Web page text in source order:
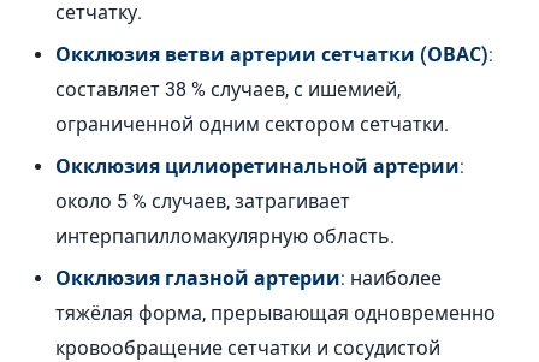
сетчатку.
Окклюзия ветви артерии сетчатки (ОВАС):
составляет 38 % случаев, с ишемией,
ограниченной одним сектором сетчатки.
Окклюзия цилиоретинальной артерии:
около 5 % случаев, затрагивает
интерпапилломакулярную область.
Окклюзия глазной артерии: наиболее
тяжёлая форма, прерывающая одновременно
кровообращение сетчатки и сосудистой